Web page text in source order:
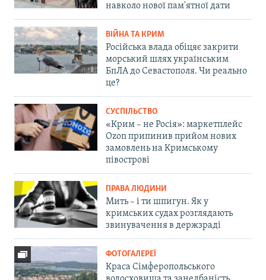
навколо нової пам'ятної дати
ВІЙНА ТА КРИМ
Російська влада обіцяє закрити
морський шлях українським
БпЛА до Севастополя. Чи реально
це?
СУСПІЛЬСТВО
«Крим – не Росія»: маркетплейс
Ozon припинив прийом нових
замовлень на Кримському
півострові
ПРАВА ЛЮДИНИ
Мить – і ти шпигун. Як у
кримських судах розглядають
звинувачення в держзраді
ФОТОГАЛЕРЕЇ
Краса Сімферопольського